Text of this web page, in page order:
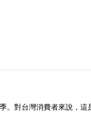
。對台灣消費者來說，這